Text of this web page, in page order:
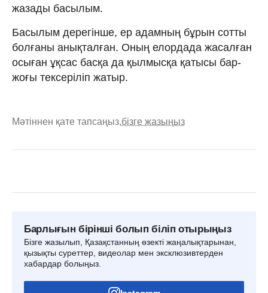
жазады басылым.
Басылым дерегінше, ер адамның бұрын сотты
болғаны анықталған. Оның елордада жасалған
осыған ұқсас басқа да қылмысқа қатысы бар-
жоғы тексеріліп жатыр.
Мәтіннен қате тапсаңыз,бізге жазыңыз
Барлығын бірінші болып біліп отырыңыз
Бізге жазылып, Қазақстанның өзекті жаңалықтарынан,
қызықты суреттер, видеолар мен эксклюзивтерден
хабардар болыңыз.